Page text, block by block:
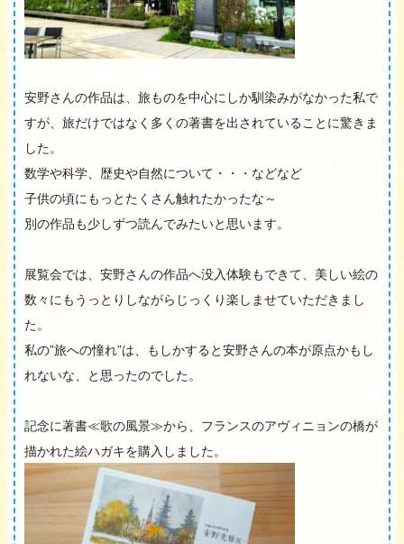
安野さんの作品は、旅ものを中心にしか馴染みがなかった私で
すが、旅だけではなく多くの著書を出されていることに驚きま
した。
数学や科学、歴史や自然について・・・などなど
子供の頃にもっとたくさん触れたかったな～
別の作品も少しずつ読んでみたいと思います。
展覧会では、安野さんの作品へ没入体験もできて、美しい絵の
数々にもうっとりしながらじっくり楽しませていただきまし
た。
私の”旅への憧れ”は、もしかすると安野さんの本が原点かもし
れないな、と思ったのでした。
記念に著書≪歌の風景≫から、フランスのアヴィニョンの橋が
描かれた絵ハガキを購入しました。